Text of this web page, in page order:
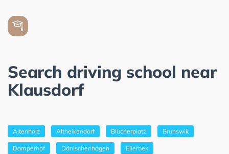
Search driving school near
Klausdorf
Altenholz Altheikendorf Blücherplatz Brunswik
Damperhof Dänischenhagen Ellerbek